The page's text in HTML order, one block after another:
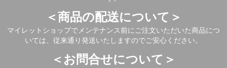
＜商品の配送について＞
マイレットショップでメンテナンス前にご注文いただいた商品につ
いては、従来通り発送いたしますのでご安心ください。
＜お問合せについて＞